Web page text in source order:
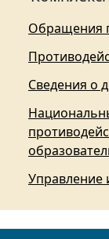
Обращения
Сведения о
Управление